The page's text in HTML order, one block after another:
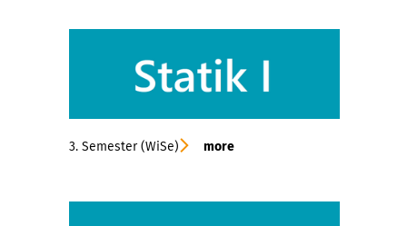
3. Semester (WiSe) more